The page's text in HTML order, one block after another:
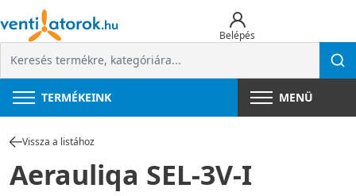
Belépés
TERMÉKEINK MENÜ
Vissza a listához
Aerauliqa SEL-3V-I